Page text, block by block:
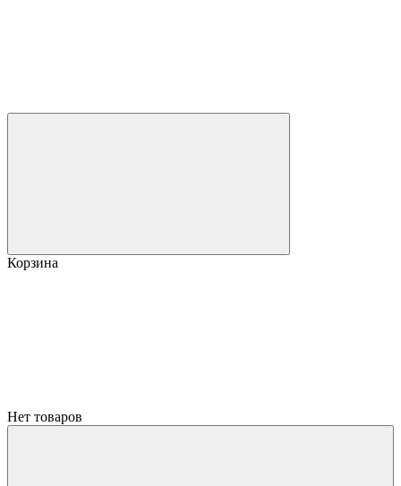
Корзина
Нет товаров